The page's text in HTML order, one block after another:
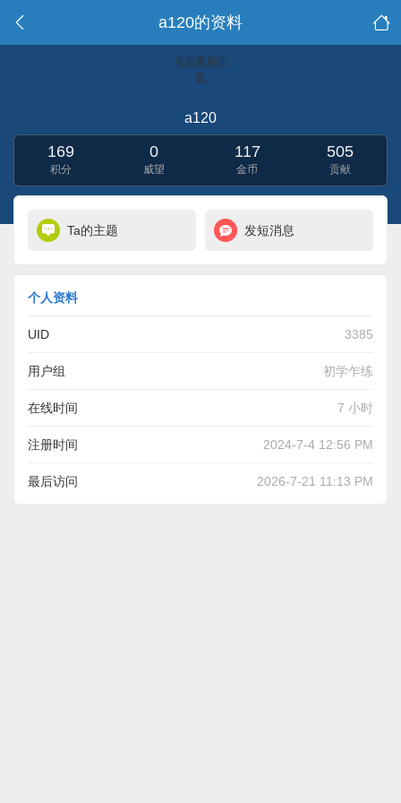
a120的资料
点击重新加
载
a120
169
积分
0
威望
117
金币
505
贡献
Ta的主题 发短消息
个人资料
UID 3385
用户组 初学乍练
在线时间 7 小时
注册时间 2024-7-4 12:56 PM
最后访问 2026-7-21 11:13 PM